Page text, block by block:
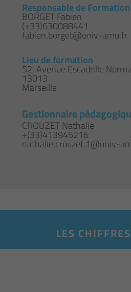
Responsable de Formation
BORGET Fabien
(+33)630088441
fabien.borget@univ-amu.fr
Lieu de formation
52, Avenue Escadrille
13013
Marseille
Gestionnaire
CROUZET Nathalie
+(33)413945216
nathalie.crouzet.1@univ-
LES CHIFFRES